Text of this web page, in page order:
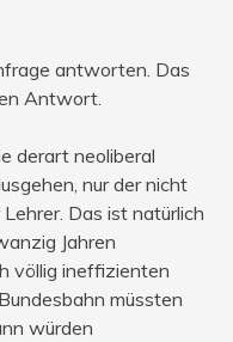
antworten. Das
Antwort.
derart neoliberal
nur der nicht
Das ist natürlich
Jahren
völlig ineffizienten
müssten
würden